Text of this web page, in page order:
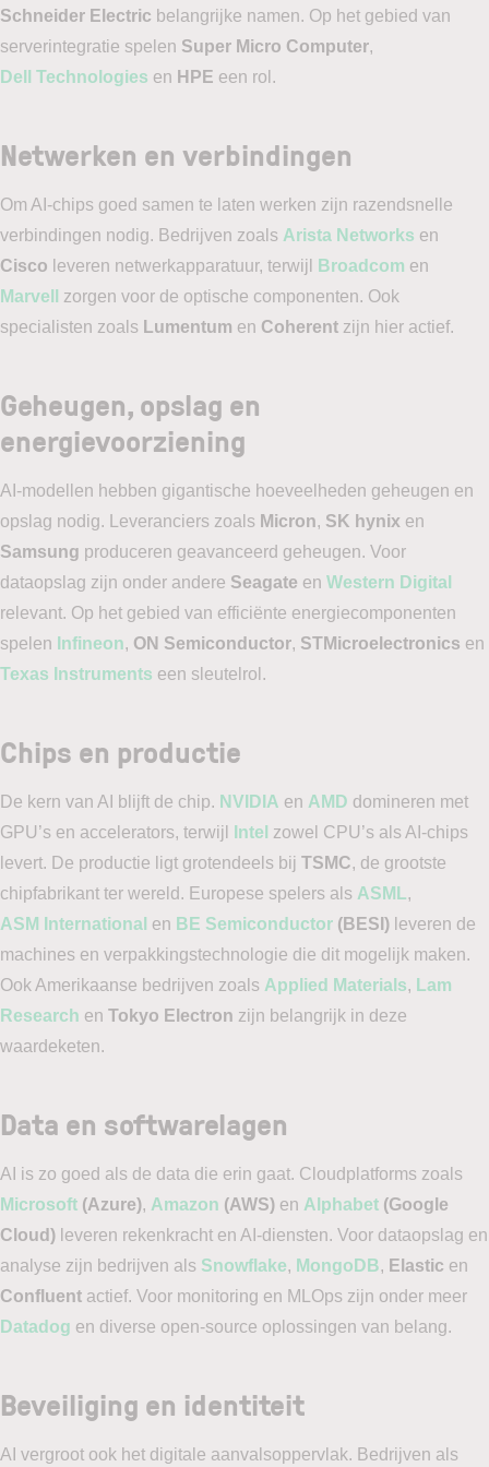
Schneider Electric belangrijke namen. Op het gebied van
serverintegratie spelen Super Micro Computer,
Dell Technologies en HPE een rol.
Netwerken en verbindingen
Om AI-chips goed samen te laten werken zijn razendsnelle
verbindingen nodig. Bedrijven zoals Arista Networks en
Cisco leveren netwerkapparatuur, terwijl Broadcom en
Marvell
zorgen voor de optische componenten. Ook
specialisten zoals Lumentum en Coherent zijn hier actief.
Geheugen, opslag en
energievoorziening
AI-modellen hebben gigantische hoeveelheden geheugen en
opslag nodig. Leveranciers zoals Micron, SK hynix en
Samsung produceren geavanceerd geheugen. Voor
dataopslag zijn onder andere Seagate en Western Digital
relevant. Op het gebied van efficiënte energiecomponenten
spelen Infineon, ON Semiconductor, STMicroelectronics en
Texas Instruments een sleutelrol.
Chips en productie
De kern van AI blijft de chip. NVIDIA en AMD domineren met
GPU’s en accelerators, terwijl
Intel zowel CPU’s als AI-chips
levert. De productie ligt grotendeels bij TSMC, de grootste
chipfabrikant ter wereld. Europese spelers als ASML,
ASM International en BE Semiconductor (BESI) leveren de
machines en verpakkingstechnologie die dit mogelijk maken.
Ook Amerikaanse bedrijven zoals Applied Materials, Lam
Research en Tokyo Electron zijn belangrijk in deze
waardeketen.
Data en softwarelagen
AI is zo goed als de data die erin gaat. Cloudplatforms zoals
Microsoft (Azure), Amazon (AWS) en Alphabet (Google
Cloud) leveren rekenkracht en AI-diensten. Voor dataopslag en
analyse zijn bedrijven als Snowflake, MongoDB, Elastic en
Confluent actief. Voor monitoring en MLOps zijn onder meer
Datadog en diverse open-source oplossingen van belang.
Beveiliging en identiteit
AI vergroot ook het digitale aanvalsoppervlak. Bedrijven als